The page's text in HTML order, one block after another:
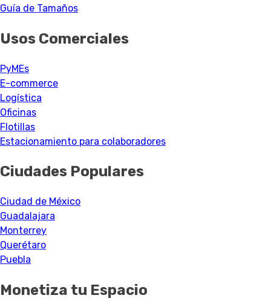
Guía de Tamaños
Usos Comerciales
PyMEs
E-commerce
Logística
Oficinas
Flotillas
Estacionamiento para colaboradores
Ciudades Populares
Ciudad de México
Guadalajara
Monterrey
Querétaro
Puebla
Monetiza tu Espacio